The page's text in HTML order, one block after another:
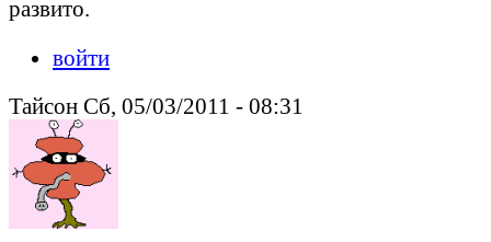
развито.
войти
Тайсон Сб, 05/03/2011 - 08:31